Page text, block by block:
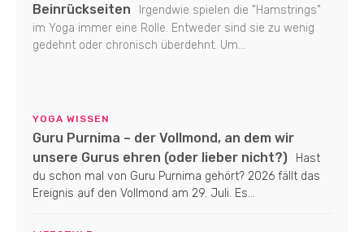
Beinrückseiten
Irgendwie spielen die "Hamstrings"
im Yoga immer eine Rolle. Entweder sind sie zu wenig
gedehnt oder chronisch überdehnt. Um...
YOGA WISSEN
Guru Purnima – der Vollmond, an dem wir
unsere Gurus ehren (oder lieber nicht?)
Hast
du schon mal von Guru Purnima gehört? 2026 fällt das
Ereignis auf den Vollmond am 29. Juli. Es...